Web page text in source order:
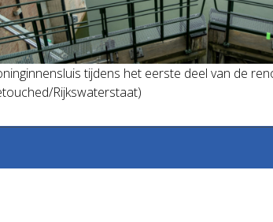
tijdens het eerste deel van de
Rijkswaterstaat)